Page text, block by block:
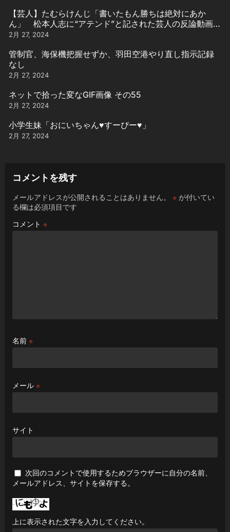
【芸人】たむらけんじ「書いたもん勝ちは絶対にあか
ん」 松本人志に“アテンド”と記された芸人の反論動画引
用
2月 27, 2024
管制官、海保機把握せずか、羽田空港やり直し指示記録
なし
2月 27, 2024
ネットで拾った変なGIF画像 その55
2月 27, 2024
小学生妹「おにいちゃん♥️すーぴー♥️」
2月 27, 2024
コメントを残す
メールアドレスが公開されることはありません。 ※が付いてい
る欄は必須項目です
コメント ※
名前 ※
メール ※
サイト
次回のコメントで使用するためブラウザーに自分の名前、
メールアドレス、サイトを保存する。
上に表示された文字を入力してください。